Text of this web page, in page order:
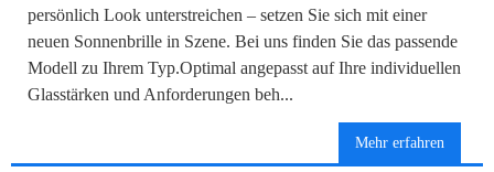
persönlich Look unterstreichen – setzen Sie sich mit einer
neuen Sonnenbrille in Szene. Bei uns finden Sie das passende
Modell zu Ihrem Typ.Optimal angepasst auf Ihre individuellen
Glasstärken und Anforderungen beh...
Mehr erfahren